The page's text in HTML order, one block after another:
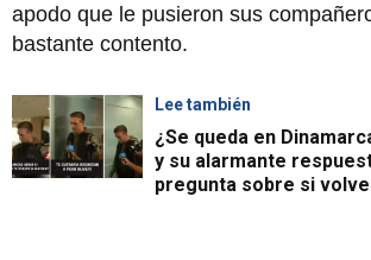
apodo que le pusieron sus
bastante contento.
Lee también
¿Se queda en
y su alarmante
pregunta sobre si